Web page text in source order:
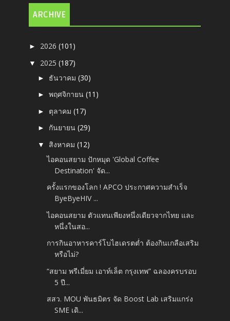
ARCHIVE
► 2026(101)
▼ 2025(187)
► ธันวาคม(30)
►พฤศจิกายน(11)
► ตุลาคม(17)
► กันยายน(29)
▼ สิงหาคม(12)
ไอคอนสยาม ปักหมุด 'Global Coffee
Destination' จัด...
ครั้งแรกของโลก ! APCO ประกาศความสำเร็จ
ByeByeHIV ...
ไอคอนสยาม ตัวแทนเพียงหนึ่งเดียวจากไทย และ
หนึ่งในสอ...
การกินอาหารคาร์โบไฮเดรตต่ำ ต้องกินเกลือเสริม
หรือไม่?
“สยาม พรีเมี่ยม เอาท์เล็ต กรุงเทพ” ฉลองครบรอบ
5 ปี...
สสว. MOU พันธมิตร จัด Boost Lab เสริมแกร่ง
SME เดิ...